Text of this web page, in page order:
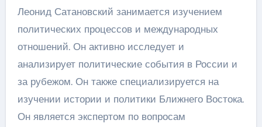
Леонид Сатановский занимается изучением
политических процессов и международных
отношений. Он активно исследует и
анализирует политические события в России и
за рубежом. Он также специализируется на
изучении истории и политики Ближнего Востока.
Он является экспертом по вопросам